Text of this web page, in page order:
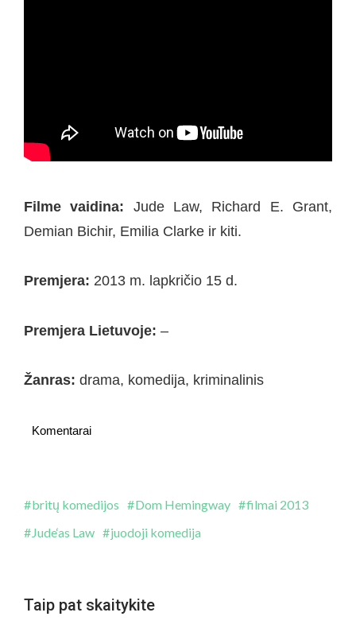
Filme vaidina: Jude Law, Richard E. Grant,
Demian Bichir, Emilia Clarke ir kiti.
Premjera: 2013 m. lapkričio 15 d.
Premjera Lietuvoje: –
Žanras: drama, komedija, kriminalinis
Komentarai
britų komedijos Dom Hemingway
filmai 2013
Jude‘as Law
juodoji komedija
Taip pat skaitykite